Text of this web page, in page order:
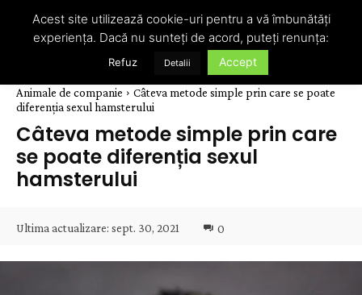
Animale de companie
Câteva metode simple prin care se poate
diferenția sexul hamsterului
Câteva metode simple prin care
se poate diferenția sexul
hamsterului
Ultima actualizare: sept. 30, 2021 0
Acest site utilizează cookie-uri pentru a vă îmbunătăți
experiența. Dacă nu sunteți de acord, puteți renunța:
Refuz Detalii Accept